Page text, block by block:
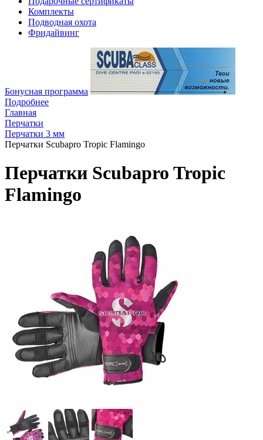
Комплекты
Подводная охота
Фридайвинг
Бонусная программа
Подробнее
Главная
Перчатки
Перчатки 3 мм
Перчатки Scubapro Tropic Flamingo
Перчатки Scubapro Tropic
Flamingo